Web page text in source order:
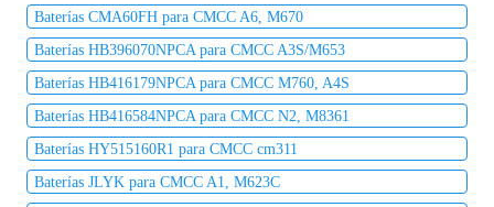
Baterías CMA60FH para CMCC A6, M670
Baterías HB396070NPCA para CMCC A3S/M653
Baterías HB416179NPCA para CMCC M760, A4S
Baterías HB416584NPCA para CMCC N2, M8361
Baterías HY515160R1 para CMCC cm311
Baterías JLYK para CMCC A1, M623C